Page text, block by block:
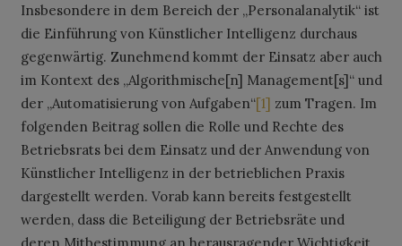
Insbesondere in dem Bereich der „Personalanalytik“ ist
die Einführung von Künstlicher Intelligenz durchaus
gegenwärtig. Zunehmend kommt der Einsatz aber auch
im Kontext des „Algorithmische[n] Management[s]“ und
der „Automatisierung von Aufgaben“[1] zum Tragen. Im
folgenden Beitrag sollen die Rolle und Rechte des
Betriebsrats bei dem Einsatz und der Anwendung von
Künstlicher Intelligenz in der betrieblichen Praxis
dargestellt werden. Vorab kann bereits festgestellt
werden, dass die Beteiligung der Betriebsräte und